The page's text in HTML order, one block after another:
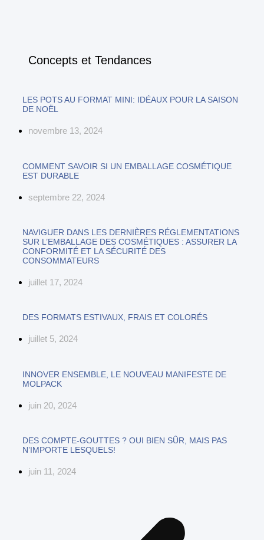
Concepts et Tendances
LES POTS AU FORMAT MINI: IDÉAUX POUR LA SAISON
DE NOËL
novembre 13, 2024
COMMENT SAVOIR SI UN EMBALLAGE COSMÉTIQUE
EST DURABLE
septembre 22, 2024
NAVIGUER DANS LES DERNIÈRES RÉGLEMENTATIONS
SUR L’EMBALLAGE DES COSMÉTIQUES : ASSURER LA
CONFORMITÉ ET LA SÉCURITÉ DES
CONSOMMATEURS
juillet 17, 2024
DES FORMATS ESTIVAUX, FRAIS ET COLORÉS
juillet 5, 2024
INNOVER ENSEMBLE, LE NOUVEAU MANIFESTE DE
MOLPACK
juin 20, 2024
DES COMPTE-GOUTTES ? OUI BIEN SÛR, MAIS PAS
N’IMPORTE LESQUELS!
juin 11, 2024